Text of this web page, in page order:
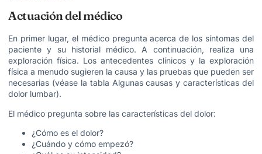
Actuación del médico
En primer lugar, el médico pregunta acerca de los síntomas del
paciente y su historial médico. A continuación, realiza una
exploración física. Los antecedentes clínicos y la exploración
física a menudo sugieren la causa y las pruebas que pueden ser
necesarias (véase la tabla Algunas causas y características del
dolor lumbar).
El médico pregunta sobre las características del dolor:
¿Cómo es el dolor?
¿Cuándo y cómo empezó?